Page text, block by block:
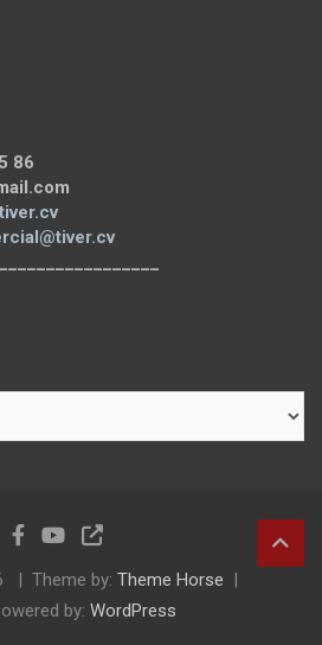
86
Theme by: Theme Horse
by: WordPress